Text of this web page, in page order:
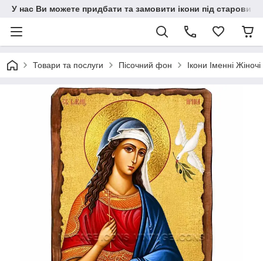
У нас Ви можете придбати та замовити ікони під
Товари та послуги Пісочний фон Ікони Іменні Жіночі